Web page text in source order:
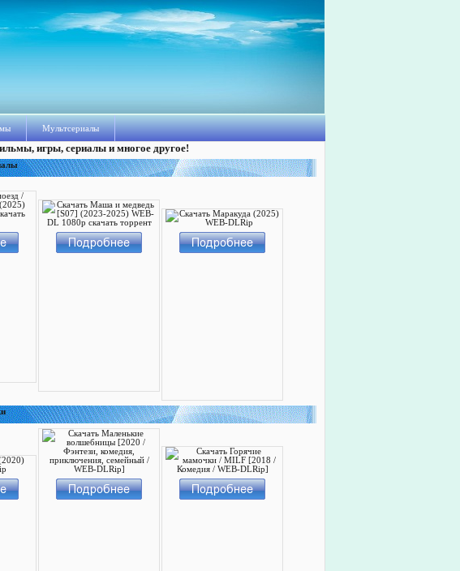
Мультсериалы
игры, сериалы и многое другое!